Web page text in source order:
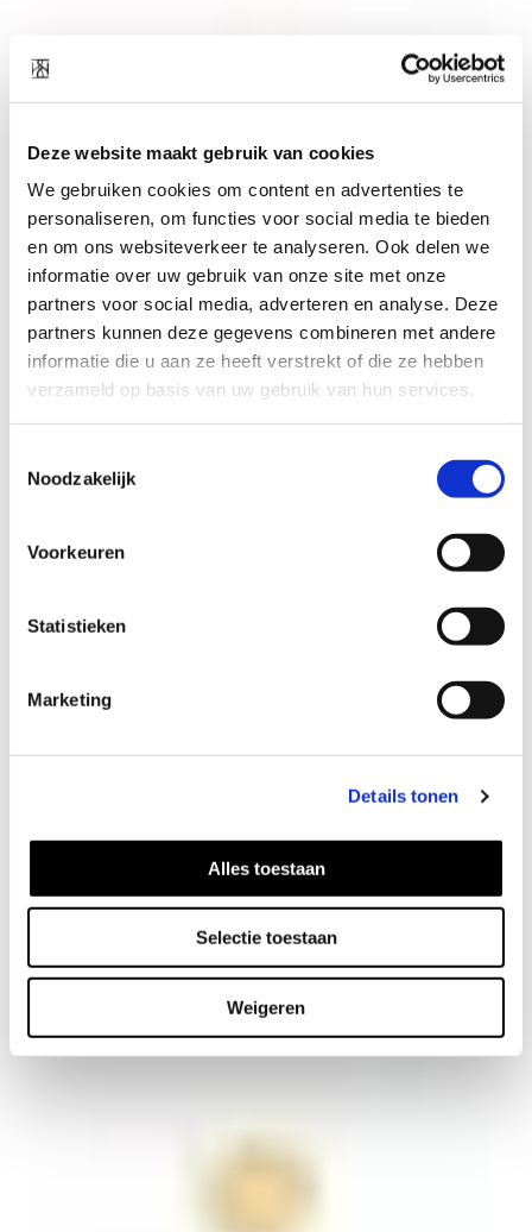
Deze website maakt gebruik van cookies
We gebruiken cookies om content en advertenties te
personaliseren, om functies voor social media te bieden
en om ons websiteverkeer te analyseren. Ook delen we
informatie over uw gebruik van onze site met onze
partners voor social media, adverteren en analyse. Deze
partners kunnen deze gegevens combineren met andere
informatie die u aan ze heeft verstrekt of die ze hebben
verzameld op basis van uw gebruik van hun services.
Noodzakelijk
Voorkeuren
Statistieken
Marketing
Details tonen
Alles toestaan
Selectie toestaan
Weigeren
Cutted oorbellen verguld
69EUR
69EUR